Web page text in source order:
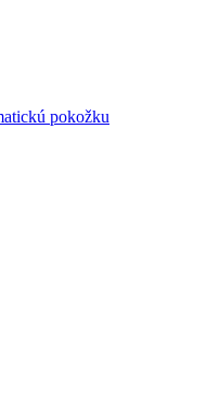
pokožku